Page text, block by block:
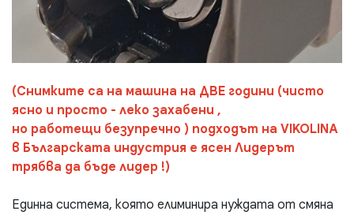
(Снимките са на машина на ДВЕ години (чисто
ясно и просто - леко захабени ,
но работещи безупречно ) подходът на VIKOLINA
в Българската индустрия е ясен Лидерът
трябва да бъде лидер !)
Единна система, която елиминира нуждата от смяна